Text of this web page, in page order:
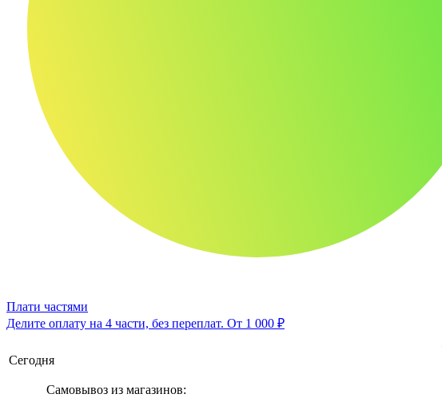
Плати частями
Делите оплату на 4 части, без переплат. От 1 000 ₽
Сегодня
Самовывоз из магазинов: